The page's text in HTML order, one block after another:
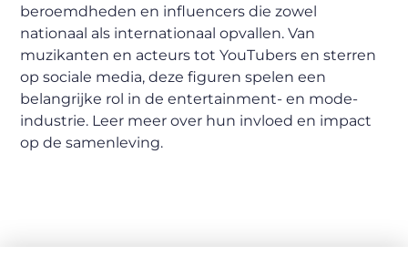
beroemdheden en influencers die zowel
nationaal als internationaal opvallen. Van
muzikanten en acteurs tot YouTubers en sterren
op sociale media, deze figuren spelen een
belangrijke rol in de entertainment- en mode-
industrie. Leer meer over hun invloed en impact
op de samenleving.